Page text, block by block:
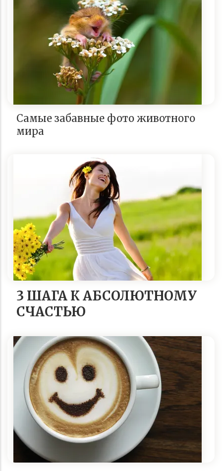
Самые забавные фото животного
мира
3 ШАГА К АБСОЛЮТНОМУ
СЧАСТЬЮ